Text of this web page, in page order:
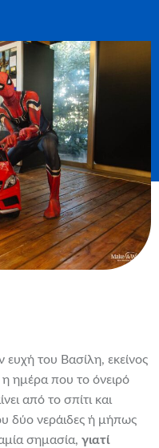
ευχή του Βασίλη, εκείνος
η ημέρα που το όνειρό
από το σπίτι και
δύο νεράιδες ή μήπως
σημασία, γιατί